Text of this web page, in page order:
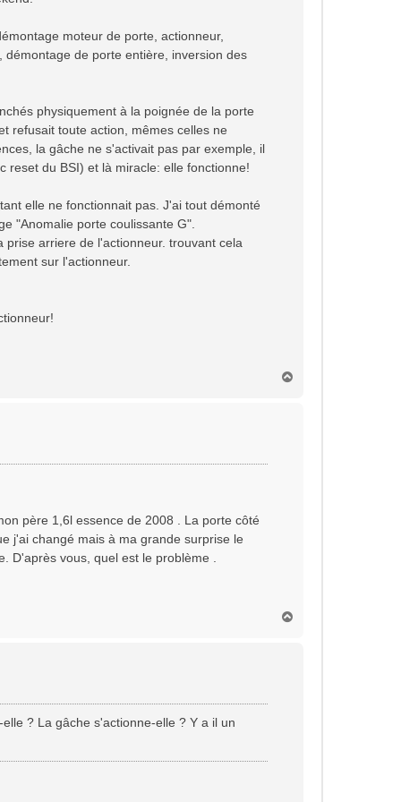
moteur de porte, actionneur,
de porte entière, inversion des
physiquement à la poignée de la porte
refusait toute action, mêmes celles ne
la gâche ne s'activait pas par exemple, il
reset du BSI) et là miracle: elle fonctionne!
elle ne fonctionnait pas. J'ai tout démonté
"Anomalie porte coulissante G".
arriere de l'actionneur. trouvant cela
sur l'actionneur.
père 1,6l essence de 2008 . La porte côté
j'ai changé mais à ma grande surprise le
D'après vous, quel est le problème .
? La gâche s'actionne-elle ? Y a il un